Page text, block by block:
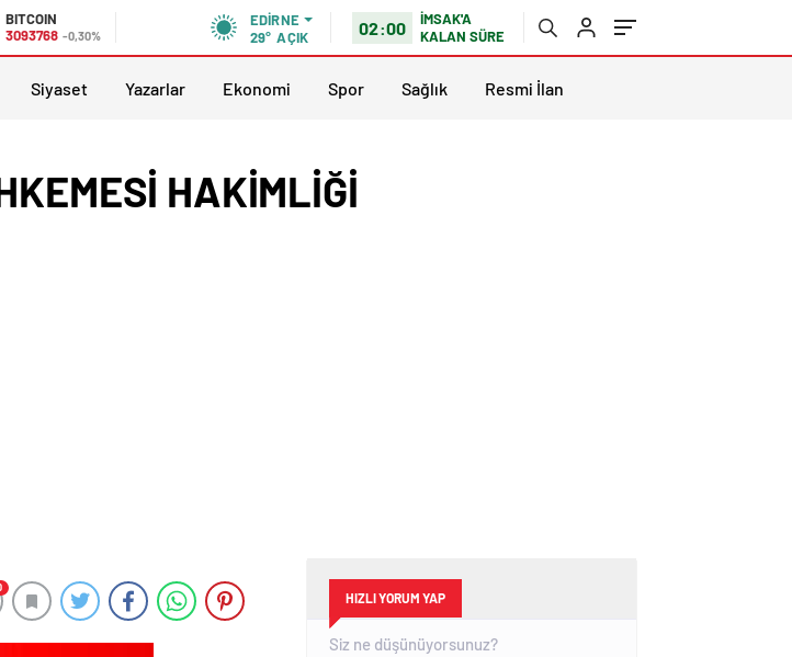
BITCOIN
3093768 -0,30%
EDIRNE
29° AÇIK 02:00
İMSAK'A
KALAN SÜRE
Siyaset Yazarlar Ekonomi Spor Sağlık Resmi İlan
HAKİMLİĞİ
HIZLI YORUM YAP